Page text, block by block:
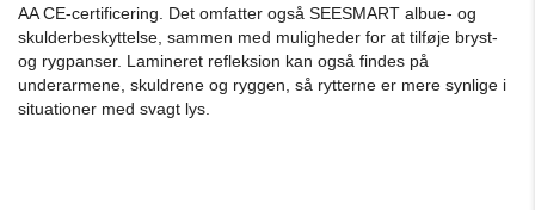
AA CE-certificering. Det omfatter også SEESMART albue- og
skulderbeskyttelse, sammen med muligheder for at tilføje bryst-
og rygpanser. Lamineret refleksion kan også findes på
underarmene, skuldrene og ryggen, så rytterne er mere synlige i
situationer med svagt lys.